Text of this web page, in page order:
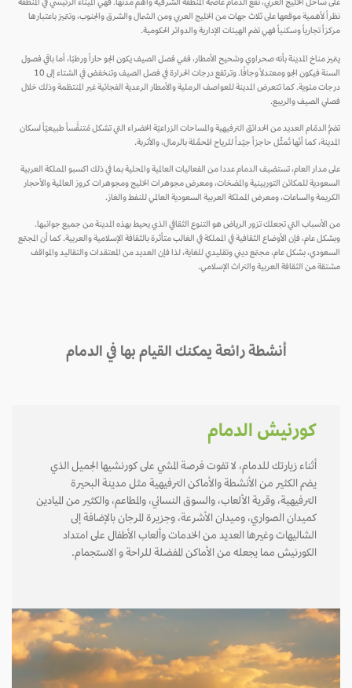
على ساحل الخليج العربي، تقع الدمام عاصمة المنطقة الشرقية وأهم مدنها. فهي الميناء الرئيسي في المنطقة
نظراً لأهمية موقعها على ثلاث جهات من الخليج العربي ومن الشمال والشرق والجنوب، وتتميز باعتبارها
مركزاً تجارياً وسكنياً فهي تضم الهيئات الإدارية والدوائر الحكومية.
يتميز مناخ المدينة بأنه صحراوي وشحيح الأمطار، ففي فصل الصيف يكون الجو حاراً ورطبًا، أما باقي فصول
السنة فيكون الجو ومعتدلاً وجافًا. وترتفع درجات الحرارة في فصل الصيف وتنخفض في الشتاء إلى 10
درجات مئوية. كما تتعرض المدينة للعواصف الرملية والأمطار الرعدية الفجائية غير المنتظمة وذلك خلال
فصلي الصيف والريبع.
تضمُّ الدمّام العديد من الحدائق الترفيهية والمساحات الزراعيّة الخضراء التي تشكل مُتنفَّساً طبيعيّاً لسكان
المدينة، كما أنّها تُمثِّل حاجزاً جيّداً للرياح المُحمَّلة بالرمال، والأتربة.
على مدار العام، تستضيف الدمام عددا من الفعاليات العالمية والمحلية بما في ذلك اكسبو المملكة العربية
السعودية للمكائن التوربينية والمضخات، ومعرض مجوهرات الخليج ومجوهرات كروز العالمية والأحجار
الكريمة والساعات، ومعرض المملكة العربية السعودية العالمي للنفط والغاز.
من الأسباب التي تجعلك تزور الرياض هو التنوع الثقافي الذي يحيط بهذه المدينة من جميع جوانبها.
وبشكل عام، فإن الأوضاع الثقافية في المملكة في الغالب متأثرة بالثقافة الإسلامية والعربية. كما أن المجتمع
السعودي، بشكل عام، مجتمع ديني وتقليدي للغاية، لذا فإن العديد من المعتقدات والتقاليد والمواقف
مشتقة من الثقافة العربية والتراث الإسلامي.
أنشطة رائعة يمكنك القيام بها في الدمام
كورنيش الدمام
أثناء زيارتك للدمام، لا تفوت فرصة المشي على كورنشيها الجميل الذي
يضم الكثير من الأنشطة والأماكن الترفيهية مثل مدينة البحيرة
الترفيهية، وقرية الألعاب، والسوق النسائي، والمطاعم، والكثير من الميادين
كميدان الصواري، وميدان الأشرعة، وجزيرة المرجان بالإضافة إلى
الشاليهات وغيرها العديد من الخدمات وألعاب الأطفال على امتداد
الكورنيش مما يجعله من الأماكن المفضلة للراحة و الاستجمام.